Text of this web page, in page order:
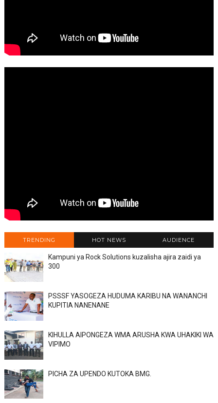
TRENDING HOT NEWS AUDIENCE
Kampuni ya Rock Solutions kuzalisha ajira zaidi ya
300
PSSSF YASOGEZA HUDUMA KARIBU NA WANANCHI
KUPITIA NANENANE
KIHULLA AIPONGEZA WMA ARUSHA KWA UHAKIKI WA
VIPIMO
PICHA ZA UPENDO KUTOKA BMG.